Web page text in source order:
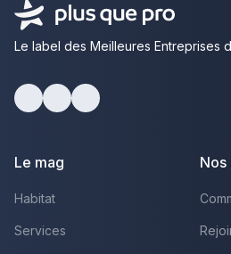
Le label des Meilleures Entreprises
Le mag
Habitat
Services
Nos